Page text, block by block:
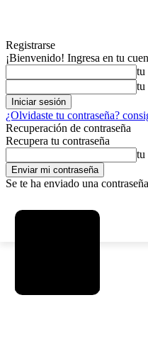
Registrarse
¡Bienvenido! Ingresa en tu
tu
tu
¿Olvidaste tu contraseña?
Recuperación de contraseña
Recupera tu contraseña
tu
Se te ha enviado una